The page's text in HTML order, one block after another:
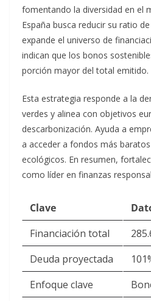
fomentando la diversidad en el
España busca reducir su ratio
expande el universo de
indican que los bonos
porción mayor del total emitido.​
Esta estrategia responde a la
verdes y alinea con objetivos
descarbonización. Ayuda a
a acceder a fondos más
ecológicos. En resumen,
como líder en finanzas
Clave
Financiación total
Deuda proyectada
Enfoque clave